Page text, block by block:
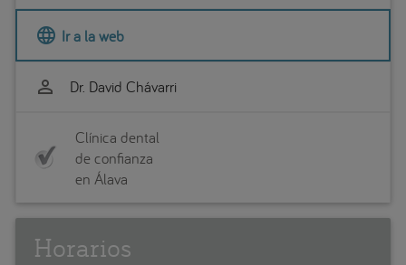
language Ir a la web
perm_identity Dr. David Chávarri
Clínica dental
de confianza
en Álava
Horarios